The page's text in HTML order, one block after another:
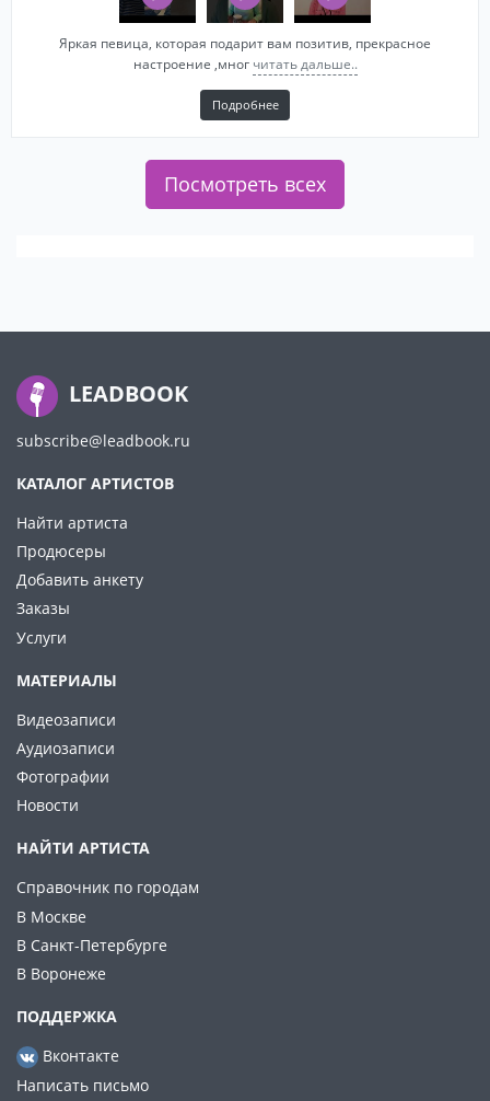
Яркая певица, которая подарит вам позитив, прекрасное
настроение ,мног читать дальше..
Подробнее
Посмотреть всех
LEADBOOK
subscribe@leadbook.ru
КАТАЛОГ АРТИСТОВ
Найти артиста
Продюсеры
Добавить анкету
Заказы
Услуги
МАТЕРИАЛЫ
Видеозаписи
Аудиозаписи
Фотографии
Новости
НАЙТИ АРТИСТА
Справочник по городам
В Москве
В Санкт-Петербурге
В Воронеже
ПОДДЕРЖКА
Вконтакте
Написать письмо